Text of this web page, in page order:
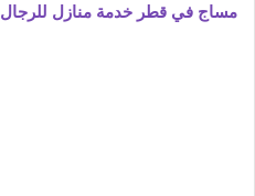
مساج في قطر خدمة منازل للرجال